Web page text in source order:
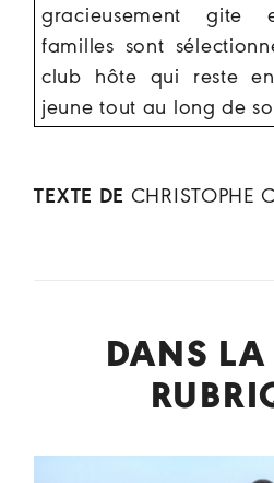
gracieusement gite
familles sont
club hôte qui reste
jeune tout au long de
TEXTE DE CHRISTOPHE
DANS LA